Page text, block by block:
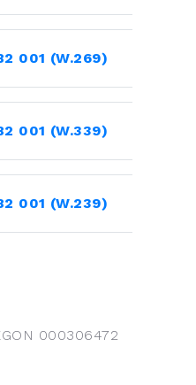
001 (W.269)
001 (W.339)
001 (W.239)
000306472